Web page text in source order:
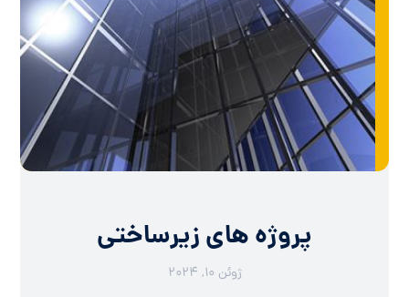
پروژه های زیرساختی
ژوئن ۱۰, ۲۰۲۴